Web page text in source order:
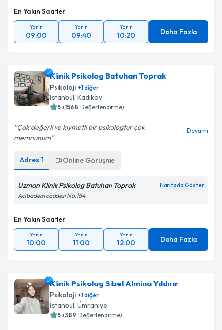
En Yakın Saatler
Yarın
09:00
Yarın
09:40
Yarın
10:20 Daha Fazla
Klinik Psikolog Batuhan Toprak
Psikoloji +1diğer
İstanbul, Kadıköy
5 (1568 Değerlendirme)
Çok değerli ve kıymetli bir psikologtur çok
memnunum
Devamı
Adres 1 Online Görüşme
Uzman Klinik Psikolog Batuhan Toprak Haritada Göster
Acıbadem caddesi No:164
En Yakın Saatler
Yarın
10:00
Yarın
11:00
Yarın
12:00 Daha Fazla
Klinik Psikolog Sibel Almina Yıldırır
Psikoloji +1diğer
İstanbul, Ümraniye
5 (389 Değerlendirme)